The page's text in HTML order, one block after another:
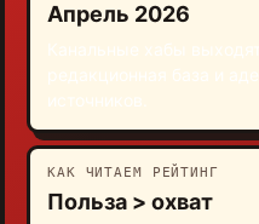
Апрель 2026
Канальные хабы
редакционная база и
источников.
КАК ЧИТАЕМ РЕЙТИНГ
Польза > охват